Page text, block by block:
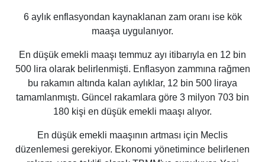
6 aylık enflasyondan kaynaklanan zam oranı ise kök
maaşa uygulanıyor.
En düşük emekli maaşı temmuz ayı itibarıyla en 12 bin
500 lira olarak belirlenmişti. Enflasyon zammına rağmen
bu rakamın altında kalan aylıklar, 12 bin 500 liraya
tamamlanmıştı. Güncel rakamlara göre 3 milyon 703 bin
180 kişi en düşük emekli maaşı alıyor.
En düşük emekli maaşının artması için Meclis
düzenlemesi gerekiyor. Ekonomi yönetimince belirlenen